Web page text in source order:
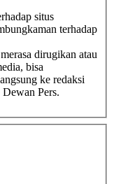
situs
terhadap
dirugikan atau
bisa
ke redaksi
Pers.